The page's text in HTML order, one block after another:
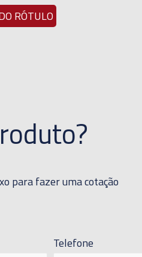
RÓTULO
para fazer uma cotação
Telefone